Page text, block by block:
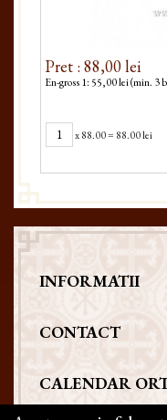
Pret : 88,00 lei
En-gross 1: 55,00 lei (min. 3
x88.00= 88.00 lei
INFORMATII
CONTACT
CALENDAR